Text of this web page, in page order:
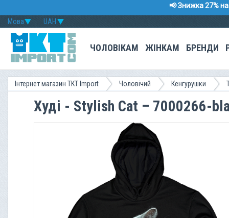
📢 Знижка 27%
UAH
Мова
ЧОЛОВІКАМ ЖІНКАМ БРЕНДИ
Інтернет магазин TKT Import Чоловічий Кенгурушки
Худі - Stylish Cat – 7000266-